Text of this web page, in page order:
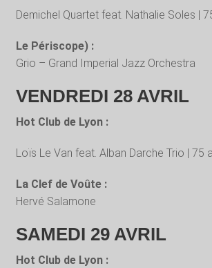
Demichel Quartet feat. Nathalie Soles |
Le Périscope) :
Grio – Grand Imperial Jazz Orchestra
VENDREDI 28 AVRIL
Hot Club de Lyon :
Loïs Le Van feat. Alban Darche Trio | 75
La Clef de Voûte :
Hervé Salamone
SAMEDI 29 AVRIL
Hot Club de Lyon :